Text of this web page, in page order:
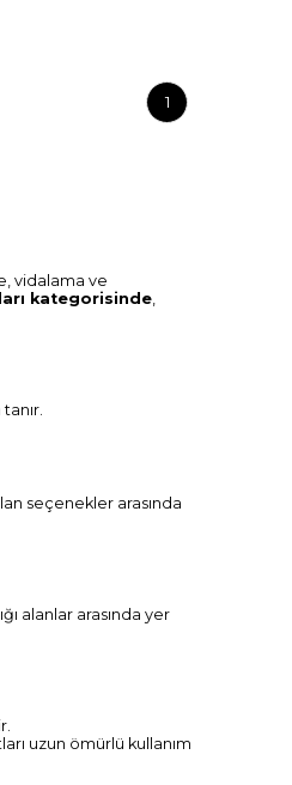
1
vidalama ve
kategorisinde,
seçenekler arasında
alanlar arasında yer
uzun ömürlü kullanım